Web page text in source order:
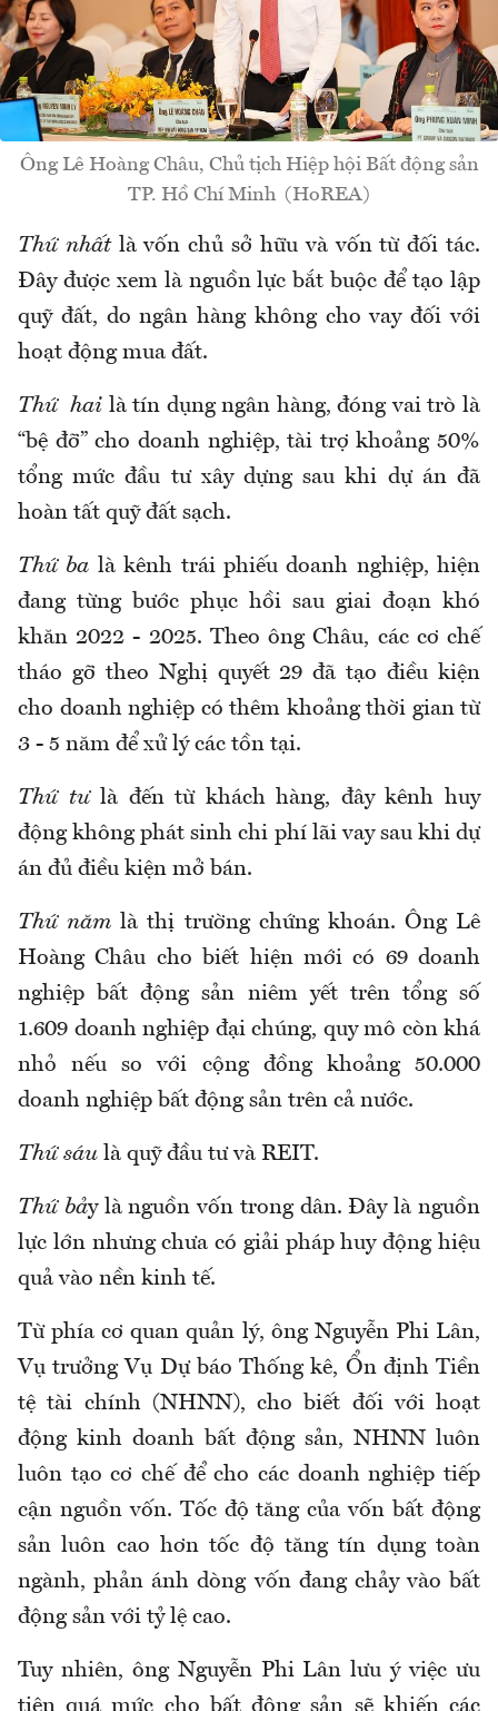
Ông Lê Hoàng Châu, Chủ tịch Hiệp hội Bất động sản
TP. Hồ Chí Minh (HoREA)
Thứ nhất là vốn chủ sở hữu và vốn từ đối tác.
Đây được xem là nguồn lực bắt buộc để tạo lập
quỹ đất, do ngân hàng không cho vay đối với
hoạt động mua đất.
Thứ hai là tín dụng ngân hàng, đóng vai trò là
“bệ đỡ” cho doanh nghiệp, tài trợ khoảng 50%
tổng mức đầu tư xây dựng sau khi dự án đã
hoàn tất quỹ đất sạch.
Thứ ba là kênh trái phiếu doanh nghiệp, hiện
đang từng bước phục hồi sau giai đoạn khó
khăn 2022 - 2025. Theo ông Châu, các cơ chế
tháo gỡ theo Nghị quyết 29 đã tạo điều kiện
cho doanh nghiệp có thêm khoảng thời gian từ
3 - 5 năm để xử lý các tồn tại.
Thứ tưlà đến từ khách hàng, đây kênh huy
động không phát sinh chi phí lãi vay sau khi dự
án đủ điều kiện mở bán.
Thứ năm là thị trường chứng khoán. Ông Lê
Hoàng Châu cho biết hiện mới có 69 doanh
nghiệp bất động sản niêm yết trên tổng số
1.609 doanh nghiệp đại chúng, quy mô còn khá
nhỏ nếu so với cộng đồng khoảng 50.000
doanh nghiệp bất động sản trên cả nước.
Thứ sáu là quỹ đầu tư và REIT.
Thứ bảy là nguồn vốn trong dân. Đây là nguồn
lực lớn nhưng chưa có giải pháp huy động hiệu
quả vào nền kinh tế.
Từ phía cơ quan quản lý, ông Nguyễn Phi Lân,
Vụ trưởng Vụ Dự báo Thống kê, Ổn định Tiền
tệ tài chính (NHNN), cho biết đối với hoạt
động kinh doanh bất động sản, NHNN luôn
luôn tạo cơ chế để cho các doanh nghiệp tiếp
cận nguồn vốn. Tốc độ tăng của vốn bất động
sản luôn cao hơn tốc độ tăng tín dụng toàn
ngành, phản ánh dòng vốn đang chảy vào bất
động sản với tỷ lệ cao.
Tuy nhiên, ông Nguyễn Phi Lân lưu ý việc ưu